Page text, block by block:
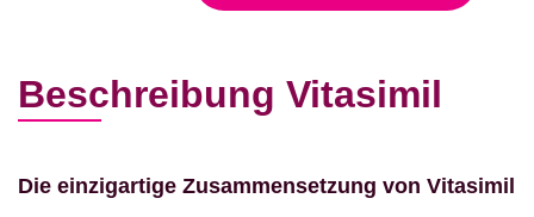
Beschreibung Vitasimil
Die einzigartige Zusammensetzung von Vitasimil